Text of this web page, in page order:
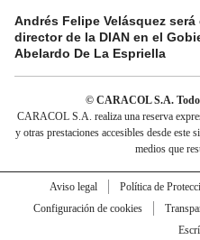
Andrés Felipe Velásquez será
director de la DIAN en el
Abelardo De La Espriella
© CARACOL S.A.
CARACOL S.A. realiza una reserva
y otras prestaciones accesibles desde este
medios que
Aviso legal Política de
Configuración de cookies